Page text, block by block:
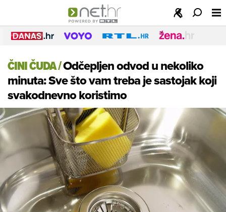
ČINI ČUDA/Odčepljen odvod u nekoliko
minuta: Sve što vam treba je sastojak koji
svakodnevno koristimo